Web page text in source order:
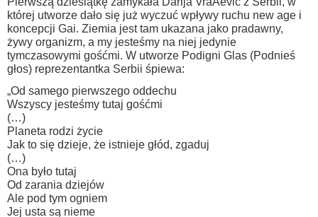
której utworze dało się już wyczuć wpływy ruchu new age i
koncepcji Gai. Ziemia jest tam ukazana jako pradawny,
żywy organizm, a my jesteśmy na niej jedynie
tymczasowymi gośćmi. W utworze Podigni Glas (Podnieś
głos) reprezentantka Serbii śpiewa:
„Od samego pierwszego oddechu
Wszyscy jesteśmy tutaj gośćmi
(…)
Planeta rodzi życie
Jak to się dzieje, że istnieje głód, zgaduj
(…)
Ona było tutaj
Od zarania dziejów
Ale pod tym ogniem
Jej usta są nieme